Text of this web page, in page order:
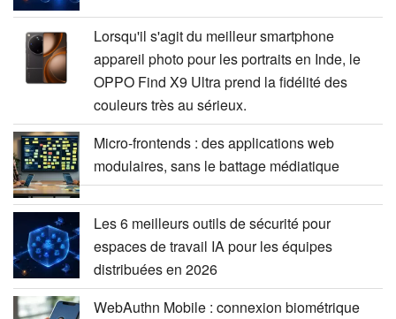
Lorsqu'il s'agit du meilleur smartphone
appareil photo pour les portraits en Inde, le
OPPO Find X9 Ultra prend la fidélité des
couleurs très au sérieux.
Micro-frontends : des applications web
modulaires, sans le battage médiatique
Les 6 meilleurs outils de sécurité pour
espaces de travail IA pour les équipes
distribuées en 2026
WebAuthn Mobile : connexion biométrique